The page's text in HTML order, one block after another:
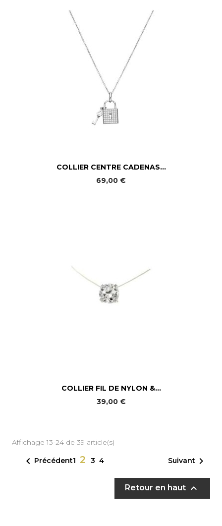
COLLIER CENTRE CADENAS...
69,00 €
COLLIER FIL DE NYLON &...
39,00 €
Affichage 13-24 de 39 article(s)
 Précédent1 2 3 4 Suivant 
Retour en haut 